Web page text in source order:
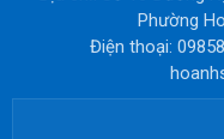
Phường
Điện thoại: